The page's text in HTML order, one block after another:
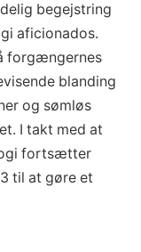
begejstring
aficionados.
forgængernes
blanding
og sømløs
I takt med at
fortsætter
til at gøre et